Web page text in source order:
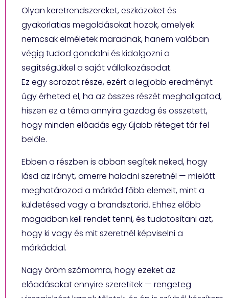
Olyan keretrendszereket, eszközöket és
gyakorlatias megoldásokat hozok, amelyek
nemcsak elméletek maradnak, hanem valóban
végig tudod gondolni és kidolgozni a
segítségükkel a saját vállalkozásodat.
Ez egy sorozat része, ezért a legjobb eredményt
úgy érheted el, ha az összes részét meghallgatod,
hiszen ez a téma annyira gazdag és összetett,
hogy minden előadás egy újabb réteget tár fel
belőle.
Ebben a részben is abban segítek neked, hogy
lásd az irányt, amerre haladni szeretnél — mielőtt
meghatározod a márkád főbb elemeit, mint a
küldetésed vagy a brandsztorid. Ehhez előbb
magadban kell rendet tenni, és tudatosítani azt,
hogy ki vagy és mit szeretnél képviselni a
márkáddal.
Nagy öröm számomra, hogy ezeket az
előadásokat ennyire szeretitek — rengeteg